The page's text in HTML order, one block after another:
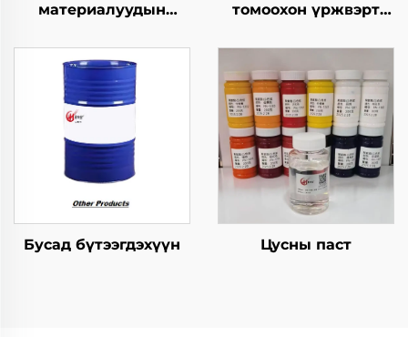
материалуудын
бутархайг гаргах
агент
томоохон үржвэрт
шинжилгээний арга
Бусад бүтээгдэхүүн Цусны паст